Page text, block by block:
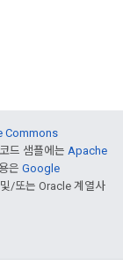
Commons
드 샘플에는 Apache
은 Google
/또는 Oracle 계열사